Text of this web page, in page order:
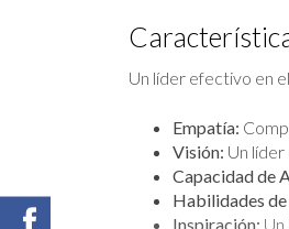
Un líder efectivo en
Empatía:
Visión: Un
Capacidad de
Habilidades
Inspiración: